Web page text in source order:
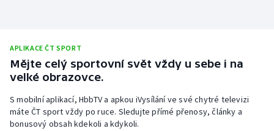
APLIKACE ČT SPORT
Mějte celý sportovní svět vždy u sebe i na
velké obrazovce.
S mobilní aplikací, HbbTV a apkou iVysílání ve své chytré televizi
máte ČT sport vždy po ruce. Sledujte přímé přenosy, články a
bonusový obsah kdekoli a kdykoli.